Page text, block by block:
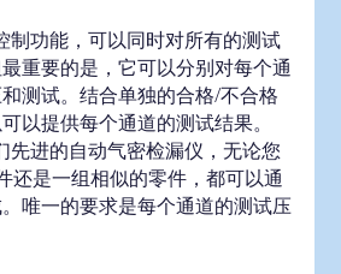
制功能，可以同时对所有的测试
重要的是，它可以分别对每个通
测试。结合单独的合格/不合格
以提供每个通道的测试结果。
先进的自动气密检漏仪，无论您
还是一组相似的零件，都可以通
唯一的要求是每个通道的测试压